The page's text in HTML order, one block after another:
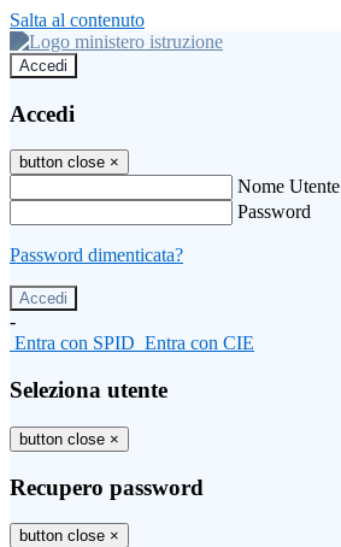
Salta al contenuto
Accedi
Accedi
button close ×
Nome Utente
Password
Password dimenticata?
-
Entra con SPID Entra con CIE
Seleziona utente
button close ×
Recupero password
button close ×